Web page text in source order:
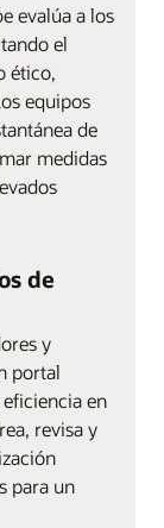
evalúa a los
el
ético,
equipos
de
medidas
de
y
portal
en
revisa y
para un